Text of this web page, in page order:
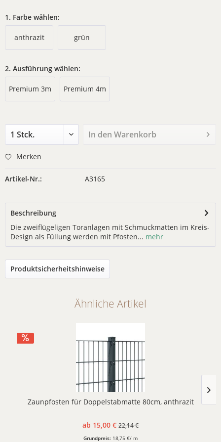
1. Farbe wählen:
anthrazit grün
2. Ausführung wählen:
Premium 3m Premium 4m
In denWarenkorb
Merken
Artikel-Nr.: A3165
Beschreibung
Die zweiflügeligen Toranlagen mit Schmuckmatten im Kreis-
Design als Füllung werden mit Pfosten... mehr
Produktsicherheitshinweise
Ähnliche Artikel
Zaunpfosten für Doppelstabmatte 80cm, anthrazit
ab 15,00 € 22,14 €
Grundpreis: 18,75 €/ m